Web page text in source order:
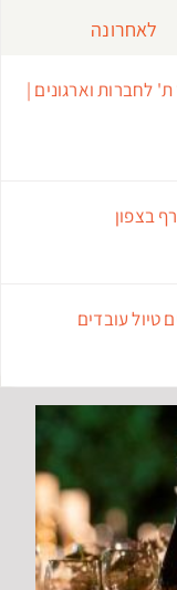
לאחרונה
לחברות וארגונים |
טיול עובדים